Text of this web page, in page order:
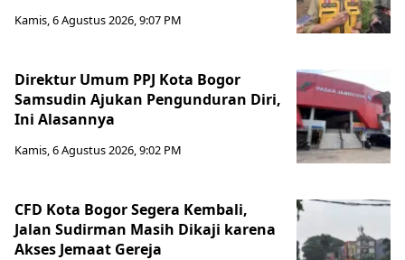
Kamis, 6 Agustus 2026, 9:07 PM
Direktur Umum PPJ Kota Bogor
Samsudin Ajukan Pengunduran Diri,
Ini Alasannya
Kamis, 6 Agustus 2026, 9:02 PM
CFD Kota Bogor Segera Kembali,
Jalan Sudirman Masih Dikaji karena
Akses Jemaat Gereja